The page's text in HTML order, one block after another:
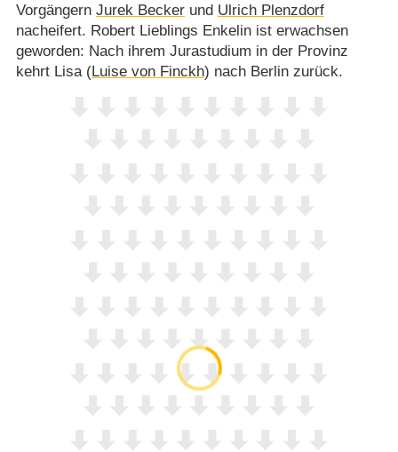
Vorgängern Jurek Beckerund Ulrich Plenzdorf
nacheifert. Robert Lieblings Enkelin ist erwachsen
geworden: Nach ihrem Jurastudium in der Provinz
kehrt Lisa (Luise von Finckh) nach Berlin zurück.